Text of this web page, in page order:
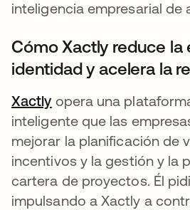
inteligencia empresarial de
Cómo Xactly reduce la
identidad y acelera la
Xactlyse abre en una
opera una
inteligente que las
mejorar la planificación de
incentivos y la gestión y la
cartera de proyectos. Él
impulsando a Xactly a